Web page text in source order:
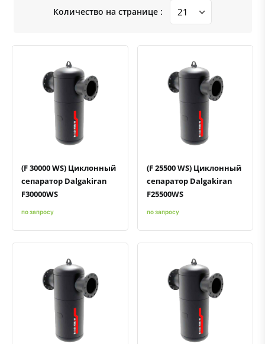
Количество на странице :
Быстрый просмотрДобавить к сравнению
(F 30000 WS) Циклонный
сепаратор Dalgakiran
F30000WS
по запросу
Быстрый просмотрДобавить к сравнению
(F 25500 WS) Циклонный
сепаратор Dalgakiran
F25500WS
по запросу
Быстрый просмотрДобавить к сравнению Быстрый просмотрДобавить к сравнению